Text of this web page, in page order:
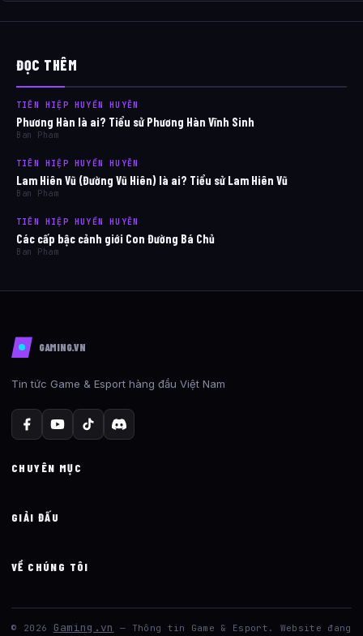
ĐỌC THÊM
TIÊN HIỆP HUYỀN HUYỄN
Phương Hàn là ai? Tiểu sử Phương Hàn Vĩnh Sinh
Ban Pham
TIÊN HIỆP HUYỀN HUYỄN
Lam Hiên Vũ (Đường Vũ Hiên) là ai? Tiểu sử Lam Hiên Vũ
Ban Pham
TIÊN HIỆP HUYỀN HUYỄN
Các cấp bậc cảnh giới Con Đường Bá Chủ
Ban Pham
GAMING.VN
Tin tức Game & Esport hàng đầu Việt Nam
CHUYÊN MỤC
GIẢI ĐẤU
VỀ CHÚNG TÔI
© 2026 Gaming.vn
— Thông tin Game & Esport. Website đang